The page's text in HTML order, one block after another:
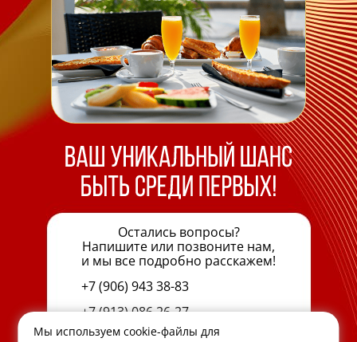
Остались вопросы?
Напишите или позвоните нам,
и мы все подробно расскажем!
+7 (906) 943 38-83
+7 (913) 086 26-27
E-mail:trening@batel.ru
Мы используем cookie-файлы для